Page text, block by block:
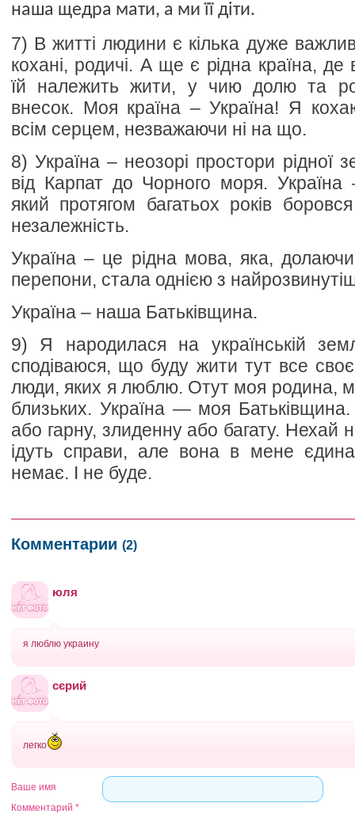
наша щедра мати, а ми її діти.
7) В житті людини є кілька дуже
кохані, родичі. А ще є рідна країна,
їй належить жити, у чию долю та
внесок. Моя країна – Україна! Я
всім серцем, незважаючи ні на що.
8) Україна – неозорі простори рідної
від Карпат до Чорного моря. Україна
який протягом багатьох років
незалежність.
Україна – це рідна мова, яка, долаючи
перепони, стала однією з
Україна – наша Батьківщина.
9) Я народилася на українській
сподіваюся, що буду жити тут все
люди, яких я люблю. Отут моя родина,
близьких. Україна — моя
або гарну, злиденну або багату. Нехай
ідуть справи, але вона в мене єдина,
немає. І не буде.
Комментарии (2)
юля
я люблю украину
сєрий
легко
Ваше имя
Комментарий *